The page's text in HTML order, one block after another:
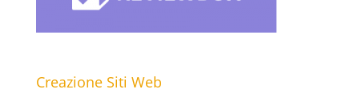
Creazione Siti Web